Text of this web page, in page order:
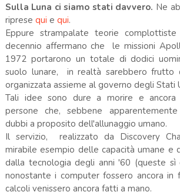
Sulla Luna ci siamo stati davvero. Ne
riprese qui e qui.
Eppure strampalate teorie
decennio affermano che le missioni
1972 portarono un totale di dodici
suolo lunare, in realtà sarebbero frutto
organizzata assieme al governo degli Stati
Tali idee sono dure a morire e ancora
persone che, sebbene
dubbi a proposito dell'allunaggio umano.
Il servizio, realizzato da Discovery
mirabile esempio delle capacità umane e
dalla tecnologia degli anni '60 (queste sì
nonostante i computer fossero ancora in
calcoli venissero ancora fatti a mano.